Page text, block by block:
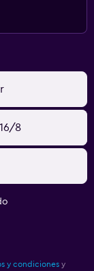
8
y condiciones y